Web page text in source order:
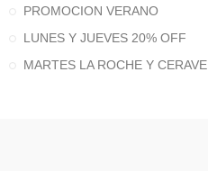
PROMOCION VERANO
LUNES Y JUEVES 20% OFF
MARTES LA ROCHE Y CERAVE